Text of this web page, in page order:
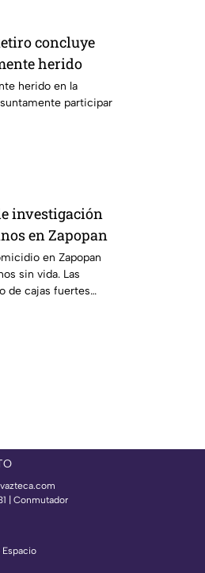
concluye
herido
herido en la
participar
investigación
en Zapopan
en Zapopan
sin vida. Las
de cajas fuertes
| Conmutador
Espacio